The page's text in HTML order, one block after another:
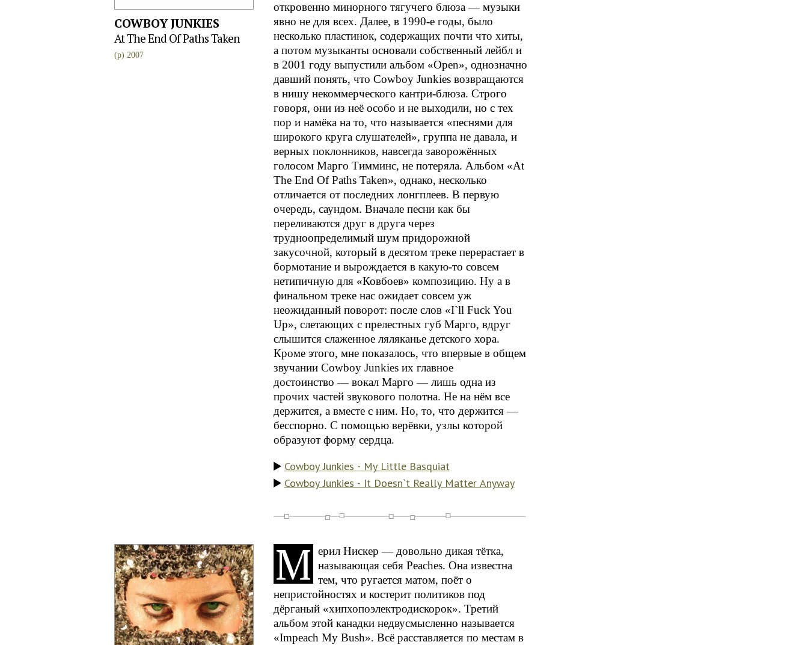
COWBOY JUNKIES
At The End Of Paths Taken
(p) 2007
откровенно минорного тягучего блюза — музыки
явно не для всех. Далее, в 1990-е годы, было
несколько пластинок, содержащих почти что хиты,
а потом музыканты основали собственный лейбл и
в 2001 году выпустили альбом «Open», однозначно
давший понять, что Cowboy Junkies возвращаются
в нишу некоммерческого кантри-блюза. Строго
говоря, они из неё особо и не выходили, но с тех
пор и намёка на то, что называется «песнями для
широкого круга слушателей», группа не давала, и
верных поклонников, навсегда заворожённых
голосом Марго Тимминс, не потеряла. Альбом «At
The End Of Paths Taken», однако, несколько
отличается от последних лонгплеев. В первую
очередь, саундом. Вначале песни как бы
переливаются друг в друга через
трудноопределимый шум придорожной
закусочной, который в десятом треке перерастает в
бормотание и вырождается в какую-то совсем
нетипичную для «Ковбоев» композицию. Ну а в
финальном треке нас ожидает совсем уж
неожиданный поворот: после слов «I`ll Fuck You
Up», слетающих с прелестных губ Марго, вдруг
слышится слаженное ляляканье детского хора.
Кроме этого, мне показалось, что впервые в общем
звучании Cowboy Junkies их главное
достоинство — вокал Марго — лишь одна из
прочих частей звукового полотна. Не на нём все
держится, а вместе с ним. Но, то, что держится —
бесспорно. С помощью верёвки, узлы которой
образуют форму сердца.
Cowboy Junkies - My Little Basquiat
Cowboy Junkies - It Doesn`t Really Matter Anyway
М ерил Нискер — довольно дикая тётка,
называющая себя Peaches. Она известна
тем, что ругается матом, поёт о
непристойностях и костерит политиков под
дёрганый «хипхопоэлектродискорок». Третий
альбом этой канадки недвусмысленно называется
«Impeach My Bush». Всё расставляется по местам в